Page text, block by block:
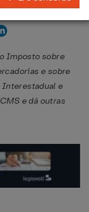
jul 2008
Imposto sobre
e sobre
Interestadual e
e dá outras